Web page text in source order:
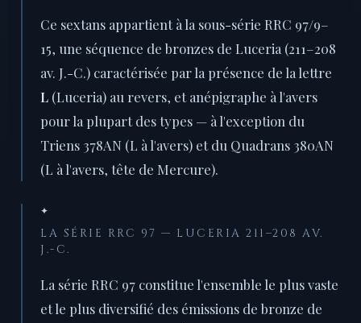
Ce sextans appartient à la sous-série RRC 97/9–
15, une séquence de bronzes de Luceria (211–208
av. J.-C.) caractérisée par la présence de la lettre
L (Luceria) au revers, et anépigraphe à l'avers
pour la plupart des types — à l'exception du
Triens 378AN (L à l'avers) et du Quadrans 380AN
(L à l'avers, tête de Mercure).
✦
LA SÉRIE RRC 97 — LUCERIA 211–208 AV.
J.-C.
La série RRC 97 constitue l'ensemble le plus vaste
et le plus diversifié des émissions de bronze de